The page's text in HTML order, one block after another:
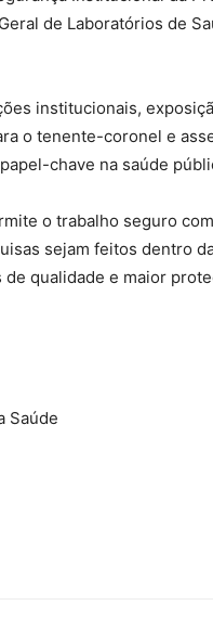
de Laboratórios de
institucionais,
o tenente-coronel e
chave na saúde
o trabalho seguro
sejam feitos dentro
qualidade e maior
Saúde